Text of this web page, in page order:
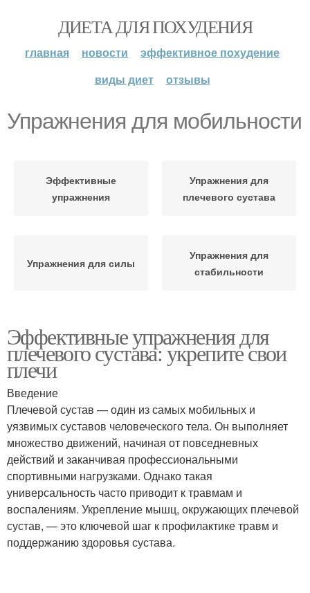
ДИЕТА ДЛЯ ПОХУДЕНИЯ
главная новости
эффективное похудение
виды диет
отзывы
Упражнения для мобильности
Эффективные
упражнения
Упражнения для
плечевого сустава
Упражнения для силы
Упражнения для
стабильности
Эффективные упражнения для
плечевого сустава: укрепите свои
плечи
Введение
Плечевой сустав — один из самых мобильных и
уязвимых суставов человеческого тела. Он выполняет
множество движений, начиная от повседневных
действий и заканчивая профессиональными
спортивными нагрузками. Однако такая
универсальность часто приводит к травмам и
воспалениям. Укрепление мышц, окружающих плечевой
сустав, — это ключевой шаг к профилактике травм и
поддержанию здоровья сустава.